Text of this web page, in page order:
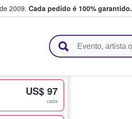
2009. Cada pedido é 100% garantido.
US$ 97
cada